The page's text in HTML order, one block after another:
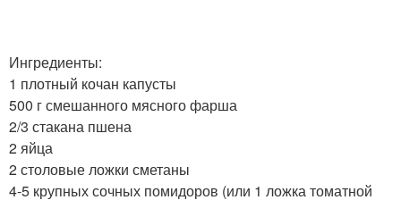
Ингредиенты:
1 плотный кочан капусты
500 г смешанного мясного фарша
2/3 стакана пшена
2 яйца
2 столовые ложки сметаны
4-5 крупных сочных помидоров (или 1 ложка томатной